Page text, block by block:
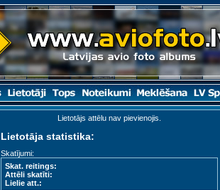
Lietotājs attēlu nav pievienojis.
Lietotāja statistika:
Skatījumi:
Skat. reitings:
Attēli skatīti:
Lielie att.: